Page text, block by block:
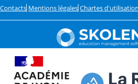
Contacts Mentions légales Chartes d'utilisation